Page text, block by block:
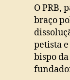
O PRB,
braço
petista
bispo